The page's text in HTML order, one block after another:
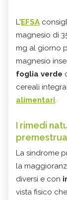
L'EFSA
magnesio di
mg al giorno
magnesio
foglia verde
cereali
alimentari.
I rimedi
La sindrome
la
diversi e con
vista fisico